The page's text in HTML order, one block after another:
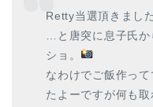
Retty当選頂きました
…と唐突に息子氏
ショ。
なわけでご飯作っ
たよーですが何も